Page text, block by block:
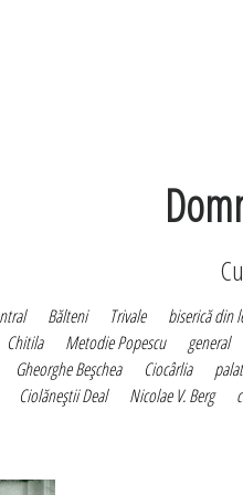
Bălteni Trivale biserică din
Chitila Metodie Popescu general
Gheorghe Beşchea Ciocârlia palat
Ciolăneştii Deal Nicolae V. Berg